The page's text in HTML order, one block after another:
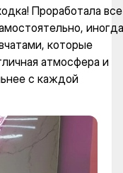
Проработала все
иногда
которые
атмосфера и
с каждой